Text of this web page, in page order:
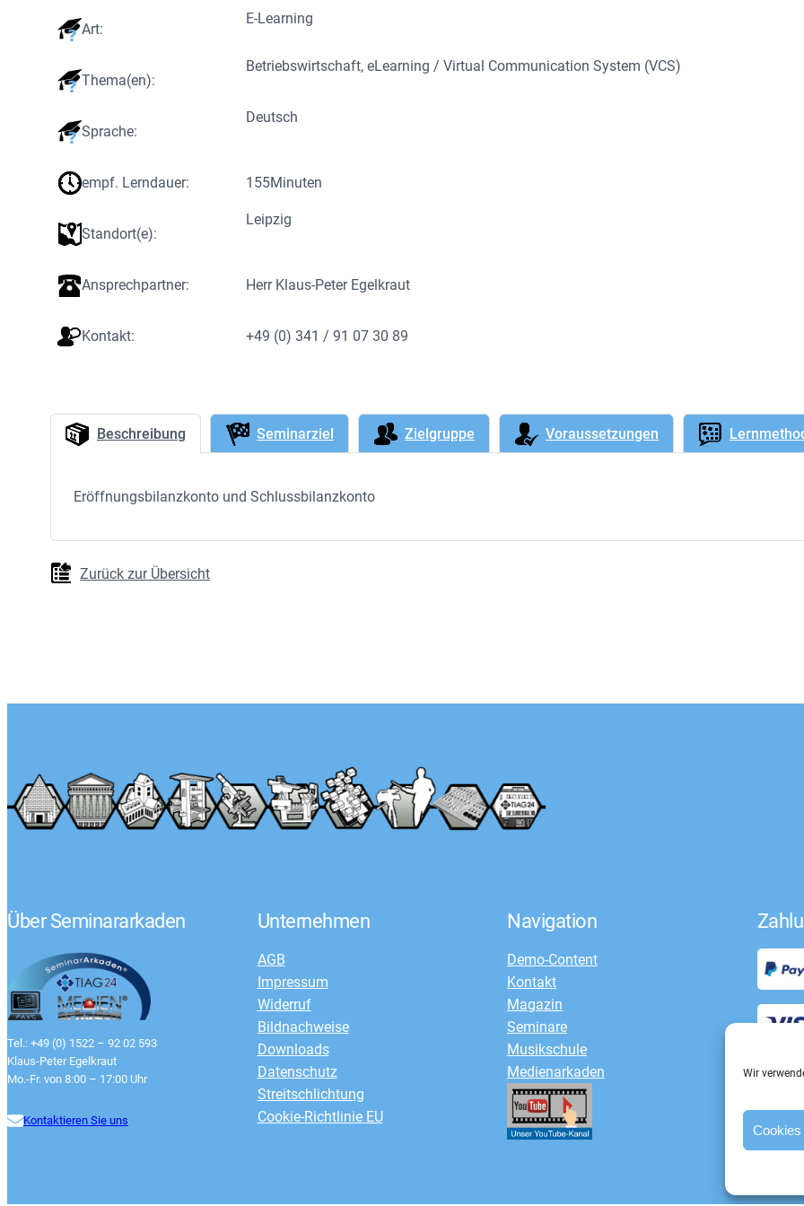
Wir
Art:
E-Learning
Thema(en):
Betriebswirtschaft, eLearning / Virtual Communication System (VCS)
Sprache:
Deutsch
empf. Lerndauer: 155Minuten
Standort(e):
Leipzig
Ansprechpartner: Herr Klaus-Peter Egelkraut
Kontakt: +49 (0) 341 / 91 07 30 89
Beschreibung Seminarziel Zielgruppe Voraussetzungen
Eröffnungsbilanzkonto und Schlussbilanzkonto
Zurück zur Übersicht
Über Seminararkaden
Tel.: +49 (0) 1522 – 92 02 593
Klaus-Peter Egelkraut
Mo.-Fr. von 8:00 – 17:00 Uhr
Kontaktieren Sie uns
Unternehmen
AGB
Impressum
Widerruf
Bildnachweise
Downloads
Datenschutz
Streitschlichtung
Cookie-Richtlinie EU
Navigation
Demo-Content
Kontakt
Magazin
Seminare
Musikschule
Medienarkaden